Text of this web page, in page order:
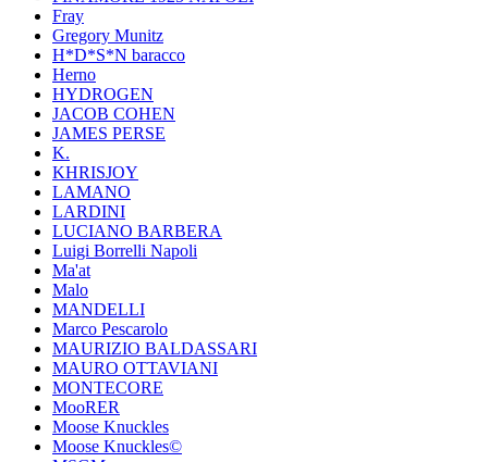
Fray
Gregory Munitz
H*D*S*N baracco
Herno
HYDROGEN
JACOB COHEN
JAMES PERSE
K.
KHRISJOY
LAMANO
LARDINI
LUCIANO BARBERA
Luigi Borrelli Napoli
Ma'at
Malo
MANDELLI
Marco Pescarolo
MAURIZIO BALDASSARI
MAURO OTTAVIANI
MONTECORE
MooRER
Moose Knuckles
Moose Knuckles©️